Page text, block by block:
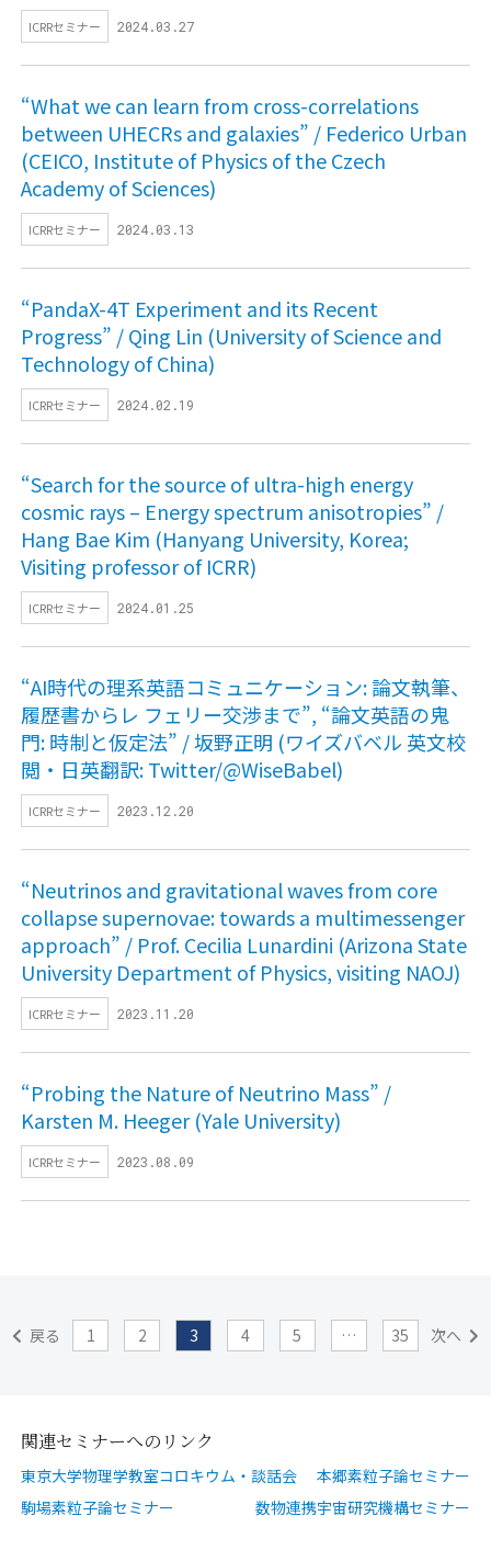
ICRRセミナー 2024.03.27
“What we can learn from cross-correlations
between UHECRs and galaxies” / Federico Urban
(CEICO, Institute of Physics of the Czech
Academy of Sciences)
ICRRセミナー 2024.03.13
“PandaX-4T Experiment and its Recent
Progress” / Qing Lin (University of Science and
Technology of China)
ICRRセミナー 2024.02.19
“Search for the source of ultra-high energy
cosmic rays – Energy spectrum anisotropies” /
Hang Bae Kim (Hanyang University, Korea;
Visiting professor of ICRR)
ICRRセミナー 2024.01.25
“AI時代の理系英語コミュニケーション: 論文執筆、
履歴書からレ フェリー交渉まで”, “論文英語の鬼
門: 時制と仮定法” / 坂野正明 (ワイズバベル 英文校
閲・日英翻訳: Twitter/@WiseBabel)
ICRRセミナー 2023.12.20
“Neutrinos and gravitational waves from core
collapse supernovae: towards a multimessenger
approach” / Prof. Cecilia Lunardini (Arizona State
University Department of Physics, visiting NAOJ)
ICRRセミナー 2023.11.20
“Probing the Nature of Neutrino Mass” /
Karsten M. Heeger (Yale University)
ICRRセミナー 2023.08.09
戻る 1 2 3 4 5 … 35 次へ
関連セミナーへのリンク
東京大学物理学教室コロキウム・談話会
本郷素粒子論セミナー
駒場素粒子論セミナー
数物連携宇宙研究機構セミナー